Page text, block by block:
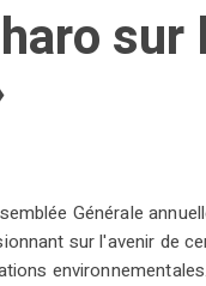
sur
Générale
sur l'avenir de